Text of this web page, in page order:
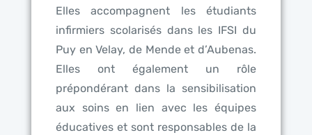
Elles accompagnent les étudiants
infirmiers scolarisés dans les IFSI du
Puy en Velay, de Mende et d’Aubenas.
Elles ont également un rôle
prépondérant dans la sensibilisation
aux soins en lien avec les équipes
éducatives et sont responsables de la